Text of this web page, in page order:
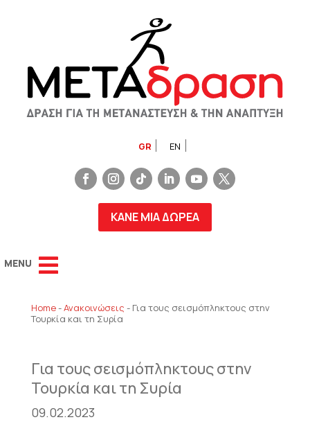
GR EN
ΚΑΝΕ ΜΙΑ ΔΩΡΕΑ
Home-Ανακοινώσεις - Για τους σεισμόπληκτους στην
Τουρκία και τη Συρία
Για τους σεισμόπληκτους στην
Τουρκία και τη Συρία
09.02.2023